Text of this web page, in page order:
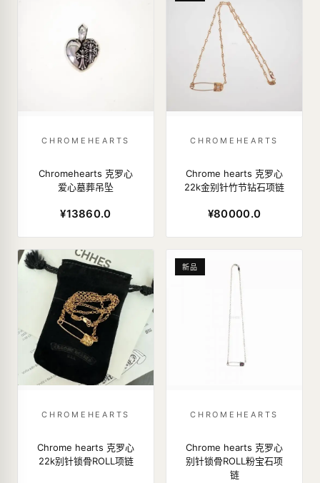
CHROMEHEARTS
Chromehearts 克罗心
爱心墓葬吊坠
¥13860.0
CHROMEHEARTS
Chrome hearts 克罗心
22k金别针竹节钻石项链
¥80000.0
CHROMEHEARTS
Chrome hearts 克罗心
22k别针锁骨ROLL项链
新品
CHROMEHEARTS
Chrome hearts 克罗心
别针锁骨ROLL粉宝石项
链